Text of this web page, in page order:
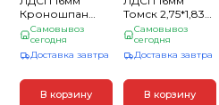
Кроношпан
2,8*2,07м Дуб
Гудзон Золотой
Р2
Самовывоз
сегодня
Доставка завтра
В корзину
Томск 2,75*1,83
Дуб Джаггер
Светлый 1913
Самовывоз
сегодня
Доставка завтра
В корзину